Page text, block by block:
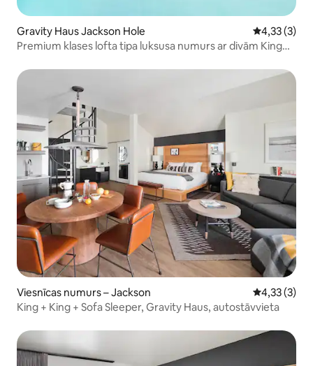
Gravity Haus Jackson Hole Vidējais
4,33 (3)
Premium klases lofta tipa luksusa numurs ar divām King
Viesnīcas numurs – Jackson Vidējais
4,33 (3)
King + King + Sofa Sleeper, Gravity Haus, autostāvvieta